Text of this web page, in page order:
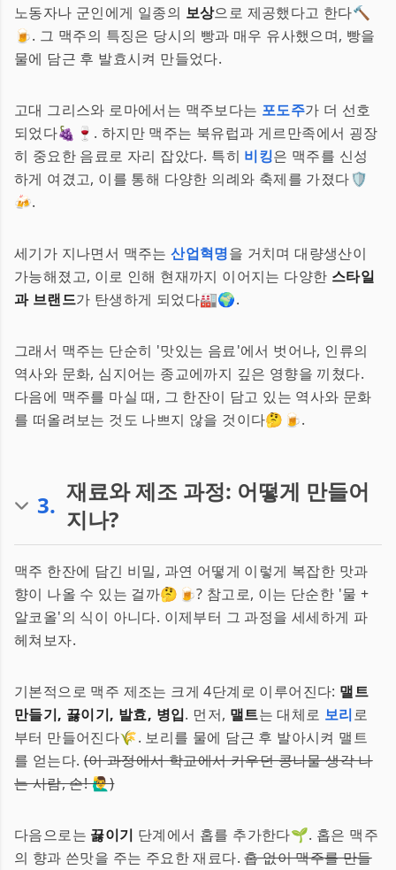
노동자나 군인에게 일종의 보상으로 제공했다고 한다🔨
🍺. 그 맥주의 특징은 당시의 빵과 매우 유사했으며, 빵을
물에 담근 후 발효시켜 만들었다.
고대 그리스와 로마에서는 맥주보다는 포도주가 더 선호
되었다🍇🍷. 하지만 맥주는 북유럽과 게르만족에서 굉장
히 중요한 음료로 자리 잡았다. 특히 비킹은 맥주를 신성
하게 여겼고, 이를 통해 다양한 의례와 축제를 가졌다🛡️
🍻.
세기가 지나면서 맥주는산업혁명을 거치며 대량생산이
가능해졌고, 이로 인해 현재까지 이어지는 다양한 스타일
과 브랜드가 탄생하게 되었다🏭🌍.
그래서 맥주는 단순히 '맛있는 음료'에서 벗어나, 인류의
역사와 문화, 심지어는 종교에까지 깊은 영향을 끼쳤다.
다음에 맥주를 마실 때, 그 한잔이 담고 있는 역사와 문화
를 떠올려보는 것도 나쁘지 않을 것이다🤔🍺.
3. 재료와 제조 과정: 어떻게 만들어
지나?
맥주 한잔에 담긴 비밀, 과연 어떻게 이렇게 복잡한 맛과
향이 나올 수 있는 걸까🤔🍺? 참고로, 이는 단순한 '물 +
알코올'의 식이 아니다. 이제부터 그 과정을 세세하게 파
헤쳐보자.
기본적으로 맥주 제조는 크게 4단계로 이루어진다: 맬트
만들기, 끓이기, 발효, 병입. 먼저, 맬트는 대체로 보리로
부터 만들어진다🌾. 보리를 물에 담근 후 발아시켜 맬트
를 얻는다.(이 과정에서 학교에서 키우던 콩나물 생각 나
는 사람, 손! 🙋‍♂️)
다음으로는 끓이기 단계에서 홉를 추가한다🌱. 홉은 맥주
의 향과 쓴맛을 주는 주요한 재료다.홉 없이 맥주를 만들